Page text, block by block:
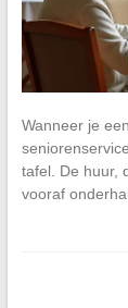
Wanneer je
tafel. De huur,
vooraf